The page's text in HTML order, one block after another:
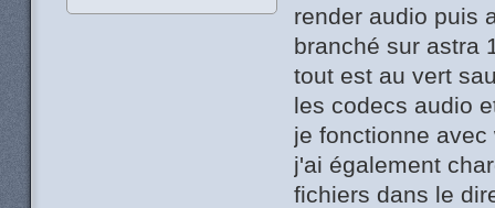
render audio puis
branché sur astra
tout est au vert
les codecs audio
je fonctionne avec
j'ai également
fichiers dans le